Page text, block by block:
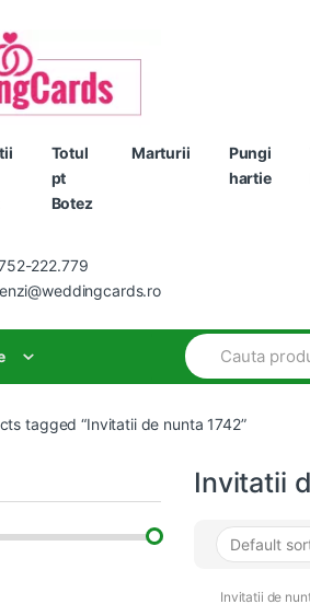
Totul
pt
Botez
Marturii
Pungi
hartie
222.779
Search
for:
tagged “Invitatii de nunta 1742”
Invitatii
Invitatii de